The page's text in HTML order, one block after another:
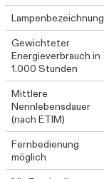
Lampenbezeichnung
Gewichteter
Energieverbrauch in
1.000 Stunden
Mittlere
Nennlebensdauer
(nach ETIM)
Fernbedienung
möglich